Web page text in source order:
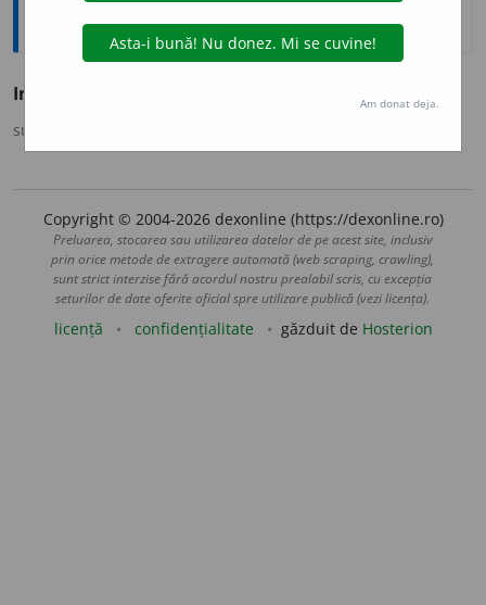
Antonime
Interes
sursa:
Copyright © 2004-2026 dexonline (https://dexonline.ro)
Preluarea, stocarea sau utilizarea datelor de pe acest site, inclusiv
prin orice metode de extragere automată (web scraping, crawling),
sunt strict interzise fără acordul nostru prealabil scris, cu excepția
seturilor de date oferite oficial spre utilizare publică (vezi licența).
licență confidențialitate găzduit de Hosterion
Am donat deja.